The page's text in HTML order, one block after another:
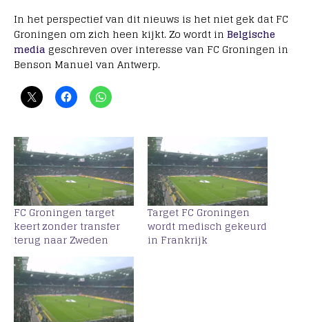
In het perspectief van dit nieuws is het niet gek dat FC
Groningen om zich heen kijkt. Zo wordt in Belgische
media geschreven over interesse van FC Groningen in
Benson Manuel van Antwerp.
FC Groningen target
keert zonder transfer
terug naar Zweden
Target FC Groningen
wordt medisch gekeurd
in Frankrijk